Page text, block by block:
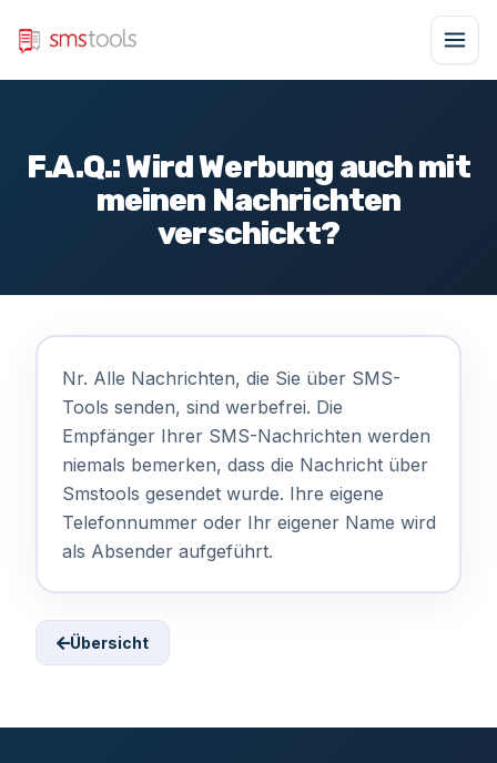
F.A.Q.: Wird Werbung auch mit
meinen Nachrichten
verschickt?
Nr. Alle Nachrichten, die Sie über SMS-
Tools senden, sind werbefrei. Die
Empfänger Ihrer SMS-Nachrichten werden
niemals bemerken, dass die Nachricht über
Smstools gesendet wurde. Ihre eigene
Telefonnummer oder Ihr eigener Name wird
als Absender aufgeführt.
Übersicht